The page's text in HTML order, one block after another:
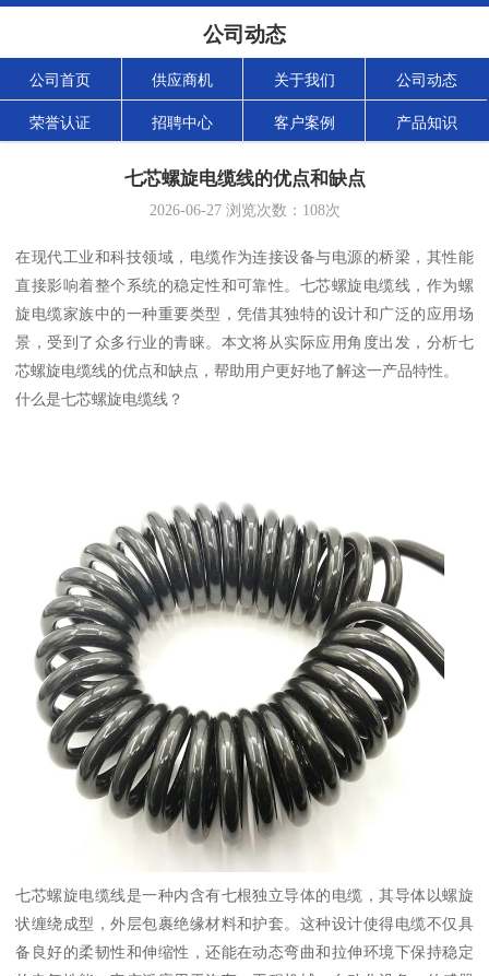
公司动态
公司首页 供应商机 关于我们 公司动态
荣誉认证 招聘中心 客户案例 产品知识
七芯螺旋电缆线的优点和缺点
2026-06-27浏览次数： 108次
在现代工业和科技领域，电缆作为连接设备与电源的桥梁，其性能
直接影响着整个系统的稳定性和可靠性。七芯螺旋电缆线，作为螺
旋电缆家族中的一种重要类型，凭借其独特的设计和广泛的应用场
景，受到了众多行业的青睐。本文将从实际应用角度出发，分析七
芯螺旋电缆线的优点和缺点，帮助用户更好地了解这一产品特性。
什么是七芯螺旋电缆线？
七芯螺旋电缆线是一种内含有七根独立导体的电缆，其导体以螺旋
状缠绕成型，外层包裹绝缘材料和护套。这种设计使得电缆不仅具
备良好的柔韧性和伸缩性，还能在动态弯曲和拉伸环境下保持稳定